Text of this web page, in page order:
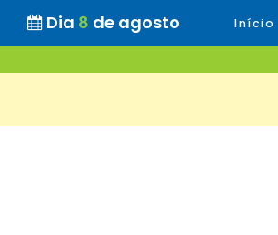
Dia 8 de agosto Início